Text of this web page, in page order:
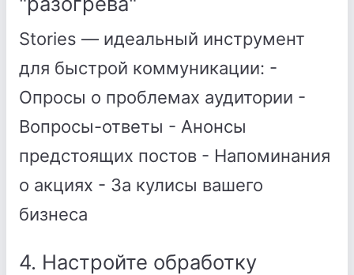
Stories — идеальный инструмент
для быстрой коммуникации: -
Опросы о проблемах аудитории -
Вопросы-ответы - Анонсы
предстоящих постов - Напоминания
о акциях - За кулисы вашего
бизнеса
4. Настройте обработку